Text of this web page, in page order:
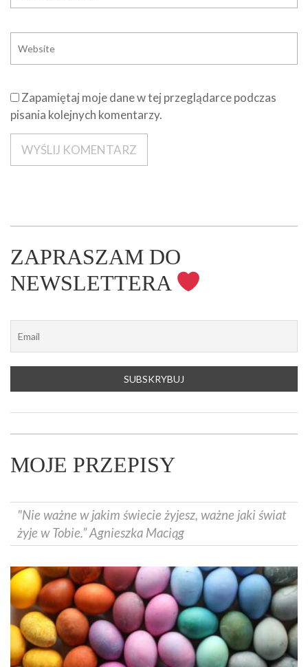
Zapamiętaj moje dane w tej przeglądarce podczas
pisania kolejnych komentarzy.
ZAPRASZAM DO
NEWSLETTERA
MOJE PRZEPISY
"Nie ważne w jakim świecie żyjesz, ważne jaki świat
żyje w Tobie.” Agnieszka Maciąg